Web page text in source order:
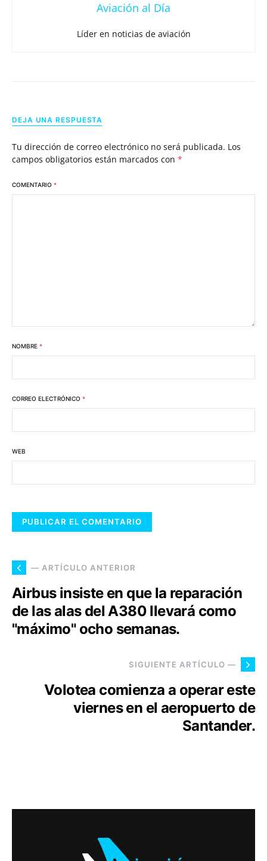
Aviación al Día
Líder en noticias de aviación
DEJA UNA RESPUESTA
Tu dirección de correo electrónico no será publicada. Los
campos obligatorios están marcados con *
COMENTARIO *
NOMBRE *
CORREO ELECTRÓNICO *
WEB
— ARTÍCULO ANTERIOR
Airbus insiste en que la reparación
de las alas del A380 llevará como
"máximo" ocho semanas.
SIGUIENTE ARTÍCULO —
Volotea comienza a operar este
viernes en el aeropuerto de
Santander.